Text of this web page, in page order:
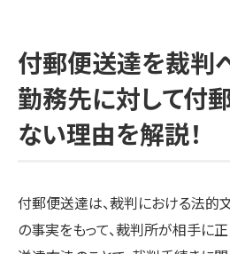
付郵便送達を裁判
勤務先に対して付
ない理由を解説！
付郵便送達は、裁判における法
の事実をもって、裁判所が相手に